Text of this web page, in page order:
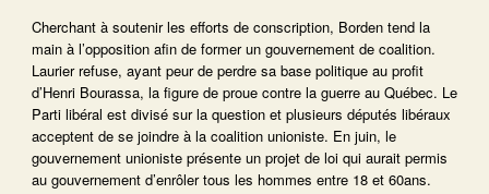
Cherchant à soutenir les efforts de conscription, Borden tend la
main à l’opposition afin de former un gouvernement de coalition.
Laurier refuse, ayant peur de perdre sa base politique au profit
d’Henri Bourassa, la figure de proue contre la guerre au Québec. Le
Parti libéral est divisé sur la question et plusieurs députés libéraux
acceptent de se joindre à la coalition unioniste. En juin, le
gouvernement unioniste présente un projet de loi qui aurait permis
au gouvernement d’enrôler tous les hommes entre 18 et 60ans.